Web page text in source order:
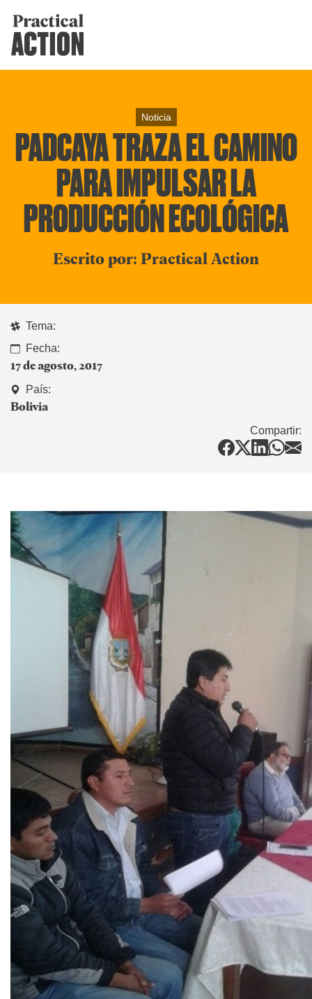
Noticia
PADCAYA TRAZA EL CAMINO
PARA IMPULSAR LA
PRODUCCIÓN ECOLÓGICA
Escrito por: Practical Action
Tema:
Fecha:
17 de agosto, 2017
País:
Bolivia
Compartir: